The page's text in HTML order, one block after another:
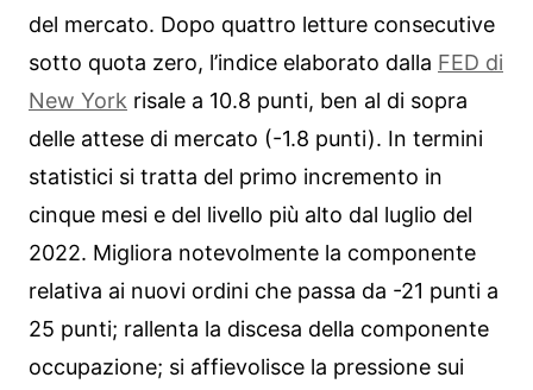
del mercato. Dopo quattro letture consecutive
sotto quota zero, l’indice elaborato dalla FED di
New York risale a 10.8 punti, ben al di sopra
delle attese di mercato (-1.8 punti). In termini
statistici si tratta del primo incremento in
cinque mesi e del livello più alto dal luglio del
2022. Migliora notevolmente la componente
relativa ai nuovi ordini che passa da -21 punti a
25 punti; rallenta la discesa della componente
occupazione; si affievolisce la pressione sui